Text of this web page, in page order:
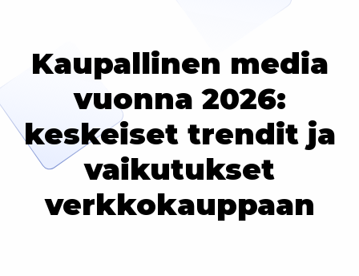
Kaupallinen media
vuonna 2026:
keskeiset trendit ja
vaikutukset
verkkokauppaan